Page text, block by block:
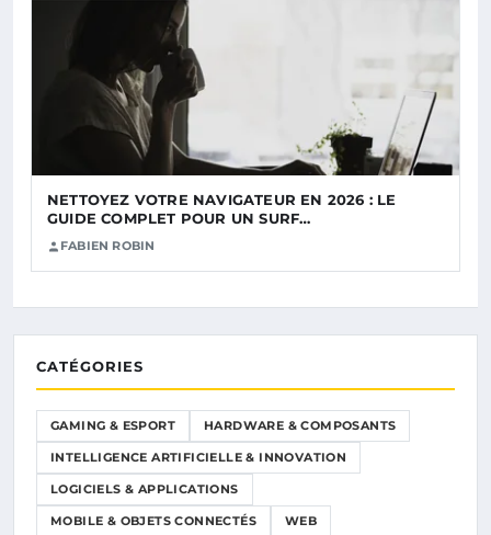
NETTOYEZ VOTRE NAVIGATEUR EN 2026 : LE
GUIDE COMPLET POUR UN SURF…
FABIEN ROBIN
CATÉGORIES
GAMING & ESPORT HARDWARE & COMPOSANTS
INTELLIGENCE ARTIFICIELLE & INNOVATION
LOGICIELS & APPLICATIONS
MOBILE & OBJETS CONNECTÉS WEB